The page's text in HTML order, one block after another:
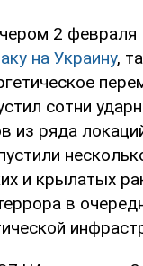
2 февраля
на Украину,
сотни
из ряда
и крылатых
в